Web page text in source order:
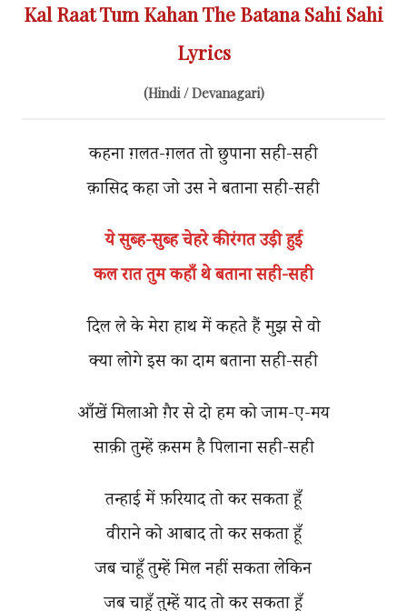
Kal Raat Tum Kahan The Batana Sahi Sahi
Lyrics
(Hindi / Devanagari)
कहना ग़लत-ग़लत तो छुपाना सही-सही
क़ासिद कहा जो उस ने बताना सही-सही
ये सुब्ह-सुब्ह चेहरे की रंगत उड़ी हुई
कल रात तुम कहाँ थे बताना सही-सही
दिल ले के मेरा हाथ में कहते हैं मुझ से वो
क्या लोगे इस का दाम बताना सही-सही
आँखें मिलाओ ग़ैर से दो हम को जाम-ए-मय
साक़ी तुम्हें क़सम है पिलाना सही-सही
तन्हाई में फ़रियाद तो कर सकता हूँ
वीराने को आबाद तो कर सकता हूँ
जब चाहूँ तुम्हें मिल नहीं सकता लेकिन
जब चाहूँ तुम्हें याद तो कर सकता हूँ